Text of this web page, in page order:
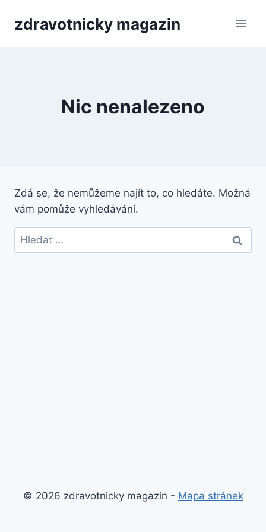
zdravotnicky magazin
Nic nenalezeno
Zdá se, že nemůžeme najít to, co hledáte. Možná
vám pomůže vyhledávání.
Vyhledávání
© 2026 zdravotnicky magazin - Mapa stránek